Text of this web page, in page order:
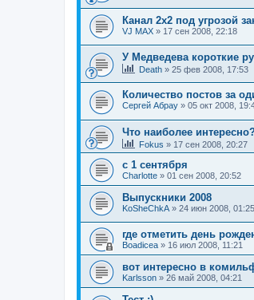
Канал 2х2 под угрозой
VJ MAX » 17 сен 2008, 22:18
У Медведева короткие
Death » 25 фев 2008, 17:53
Количество постов за
Сергей Абрау » 05 окт 2008,
Что наиболее
Fokus » 17 сен 2008, 20:27
с 1 сентября
Charlotte » 01 сен 2008, 20:52
Выпускники 2008
KoSheChkA » 24 июн 2008, 01:25
где отметить день
Boadicea » 16 июл 2008, 11:21
вот интересно в
Karlsson » 26 май 2008, 04:21